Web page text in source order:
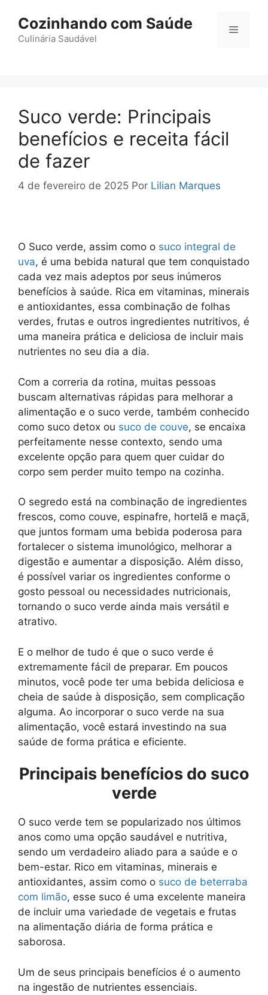
paraCozinhando com Saúde
Culinária Saudável
Menu
Suco verde: Principais
benefícios e receita fácil
de fazer
4 de fevereiro de 2025 Por Lilian Marques
O Suco verde, assim como o suco integral de
uva, é uma bebida natural que tem conquistado
cada vez mais adeptos por seus inúmeros
benefícios à saúde. Rica em vitaminas, minerais
e antioxidantes, essa combinação de folhas
verdes, frutas e outros ingredientes nutritivos, é
uma maneira prática e deliciosa de incluir mais
nutrientes no seu dia a dia.
Com a correria da rotina, muitas pessoas
buscam alternativas rápidas para melhorar a
alimentação e o suco verde, também conhecido
como suco detox ou suco de couve, se encaixa
perfeitamente nesse contexto, sendo uma
excelente opção para quem quer cuidar do
corpo sem perder muito tempo na cozinha.
O segredo está na combinação de ingredientes
frescos, como couve, espinafre, hortelã e maçã,
que juntos formam uma bebida poderosa para
fortalecer o sistema imunológico, melhorar a
digestão e aumentar a disposição. Além disso,
é possível variar os ingredientes conforme o
gosto pessoal ou necessidades nutricionais,
tornando o suco verde ainda mais versátil e
atrativo.
E o melhor de tudo é que o suco verde é
extremamente fácil de preparar. Em poucos
minutos, você pode ter uma bebida deliciosa e
cheia de saúde à disposição, sem complicação
alguma. Ao incorporar o suco verde na sua
alimentação, você estará investindo na sua
saúde de forma prática e eficiente.
Principais benefícios do suco
verde
O suco verde tem se popularizado nos últimos
anos como uma opção saudável e nutritiva,
sendo um verdadeiro aliado para a saúde e o
bem-estar. Rico em vitaminas, minerais e
antioxidantes, assim como o suco de beterraba
com limão, esse suco é uma excelente maneira
de incluir uma variedade de vegetais e frutas
na alimentação diária de forma prática e
saborosa.
Um de seus principais benefícios é o aumento
na ingestão de nutrientes essenciais.